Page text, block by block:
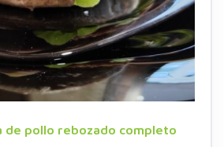
de pollo rebozado completo